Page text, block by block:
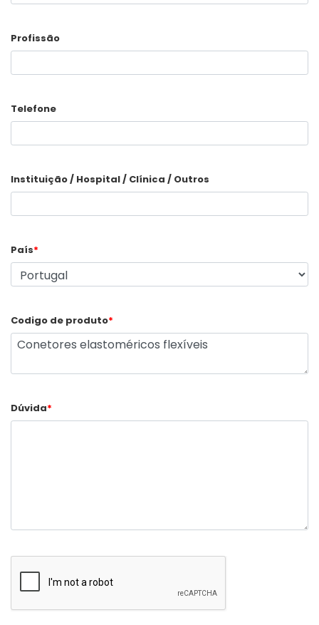
Profissão
Telefone
Instituição / Hospital / Clínica / Outros
País*
Codigo de produto*
Dúvida*